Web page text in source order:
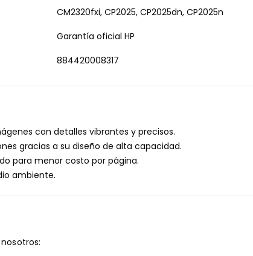
CM2320fxi, CP2025, CP2025dn, CP2025n
Garantía oficial HP
884420008317
con detalles vibrantes y precisos.
gracias a su diseño de alta capacidad.
para menor costo por página.
ambiente.